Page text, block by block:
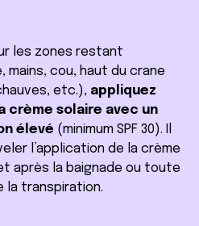
les zones restant
cou, haut du crane
etc.), appliquez
crème solaire avec un
élevé (minimum SPF 30). Il
l’application de la crème
après la baignade ou toute
la transpiration.